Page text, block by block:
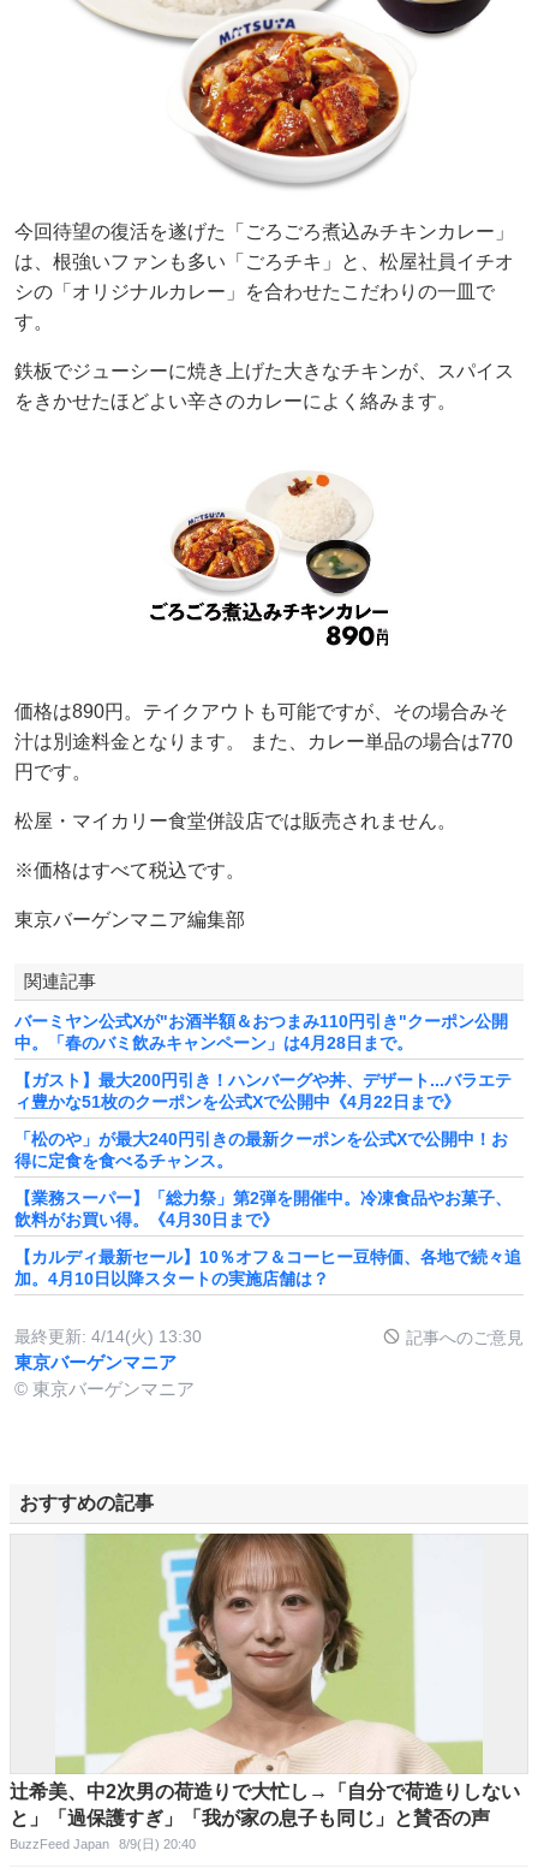
今回待望の復活を遂げた「ごろごろ煮込みチキンカレー」
は、根強いファンも多い「ごろチキ」と、松屋社員イチオ
シの「オリジナルカレー」を合わせたこだわりの一皿で
す。
鉄板でジューシーに焼き上げた大きなチキンが、スパイス
をきかせたほどよい辛さのカレーによく絡みます。
価格は890円。テイクアウトも可能ですが、その場合みそ
汁は別途料金となります。 また、カレー単品の場合は770
円です。
松屋・マイカリー食堂併設店では販売されません。
※価格はすべて税込です。
東京バーゲンマニア編集部
関連記事
バーミヤン公式Xが"お酒半額＆おつまみ110円引き"クーポン公開
中。「春のバミ飲みキャンペーン」は4月28日まで。
【ガスト】最大200円引き！ハンバーグや丼、デザート...バラエテ
ィ豊かな51枚のクーポンを公式Xで公開中《4月22日まで》
「松のや」が最大240円引きの最新クーポンを公式Xで公開中！お
得に定食を食べるチャンス。
【業務スーパー】「総力祭」第2弾を開催中。冷凍食品やお菓子、
飲料がお買い得。《4月30日まで》
【カルディ最新セール】10％オフ＆コーヒー豆特価、各地で続々追
加。4月10日以降スタートの実施店舗は？
最終更新: 4/14(火) 13:30 記事へのご意見
東京バーゲンマニア
© 東京バーゲンマニア
おすすめの記事
辻希美、中2次男の荷造りで大忙し→「自分で荷造りしない
と」「過保護すぎ」「我が家の息子も同じ」と賛否の声
BuzzFeed Japan 8/9(日) 20:40